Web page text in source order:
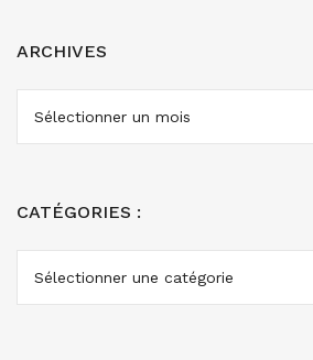
ARCHIVES
ARCHIVES
CATÉGORIES :
CATÉGORIES